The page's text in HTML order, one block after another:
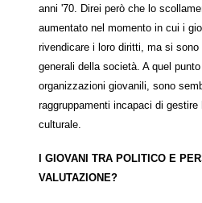
anni '70. Direi però che lo
aumentato nel momento in cui i
rivendicare i loro diritti, ma si sono
generali della società. A quel
organizzazioni giovanili, sono
raggruppamenti incapaci di
culturale.
I GIOVANI TRA POLITICO E
VALUTAZIONE?